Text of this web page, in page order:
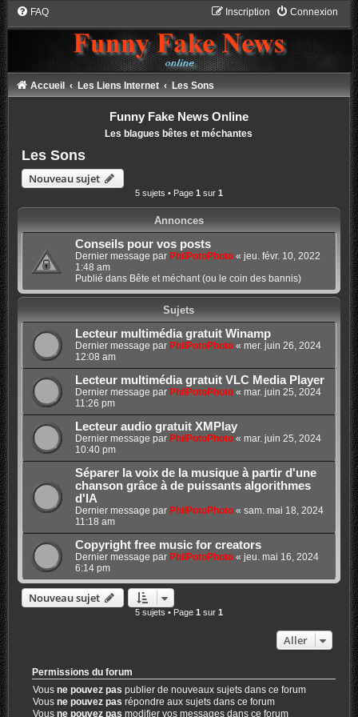
FAQ Connexion
Inscription
Accueil Les Liens Internet Les Sons
Funny Fake News Online
Les blagues bêtes et méchantes
Les Sons
Nouveau sujet
5 sujets • Page 1 sur 1
Annonces
Conseils pour vos posts
Dernier message par PhilPotoPhoto« jeu. févr. 10, 2022
1:48 am
Publié dans Bête et méchant (ou le coin des bannis)
Sujets
Lecteur multimédia gratuit Winamp
Dernier message par PhilPotoPhoto« mer. juin 26, 2024
12:08 am
Lecteur multimédia gratuit VLC Media Player
Dernier message par PhilPotoPhoto« mar. juin 25, 2024
11:26 pm
Lecteur audio gratuit XMPlay
Dernier message par PhilPotoPhoto« mar. juin 25, 2024
10:40 pm
Séparer la voix de la musique à partir d'une
chanson grâce à de puissants algorithmes
d'IA
Dernier message par PhilPotoPhoto« sam. mai 18, 2024
11:18 am
Copyright free music for creators
Dernier message par PhilPotoPhoto« jeu. mai 16, 2024
6:14 pm
Nouveau sujet
5 sujets • Page 1 sur 1
Aller
Permissions du forum
Vousne pouvez pas publier de nouveaux sujets dans ce forum
Vousne pouvez pas répondre aux sujets dans ce forum
Vousne pouvez pas modifier vos messages dans ce forum